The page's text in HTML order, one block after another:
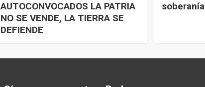
AUTOCONVOCADOS LA PATRIA
NO SE VENDE, LA TIERRA SE
DEFIENDE
soberanía